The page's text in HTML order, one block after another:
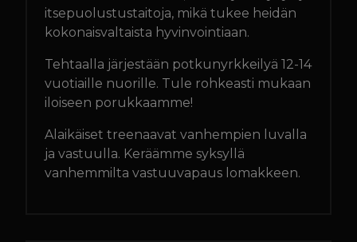
itsepuolustustaitoja, mikä tukee heidän
kokonaisvaltaista hyvinvointiaan.
Tehtaalla järjestään potkunyrkkeilyä 12-14
vuotiaille nuorille. Tule rohkeasti mukaan
iloiseen porukkaamme!
Alaikäiset treenaavat vanhempien luvalla
ja vastuulla. Keräämme syksyllä
vanhemmilta vastuuvapaus lomakkeen.